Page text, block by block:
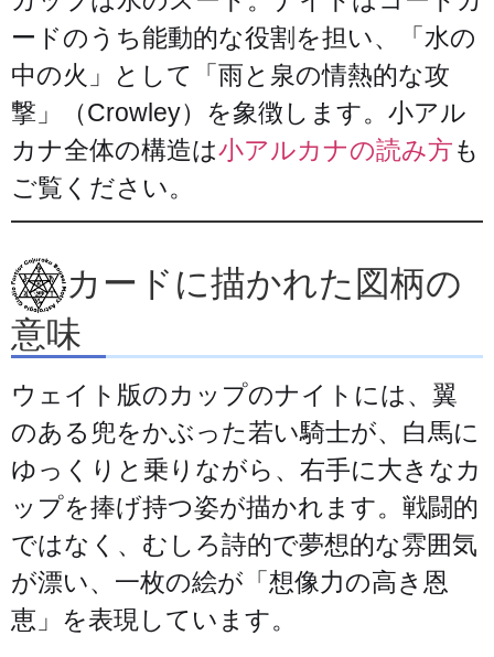
ードのうち能動的な役割を担い、「水の
中の火」として「雨と泉の情熱的な攻
撃」（Crowley）を象徴します。小アル
カナ全体の構造は小アルカナの読み方も
ご覧ください。
カードに描かれた図柄の
意味
ウェイト版のカップのナイトには、翼
のある兜をかぶった若い騎士が、白馬に
ゆっくりと乗りながら、右手に大きなカ
ップを捧げ持つ姿が描かれます。戦闘的
ではなく、むしろ詩的で夢想的な雰囲気
が漂い、一枚の絵が「想像力の高き恩
恵」を表現しています。